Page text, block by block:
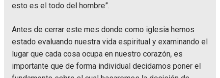
esto es el todo del hombre”.
Antes de cerrar este mes donde como iglesia hemos
estado evaluando nuestra vida espiritual y examinando el
lugar que cada cosa ocupa en nuestro corazón, es
importante que de forma individual decidamos poner el